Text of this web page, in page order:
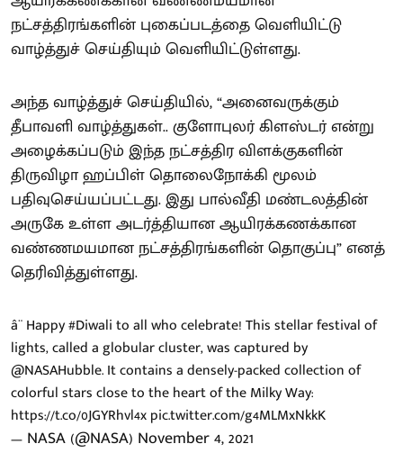
நட்சத்திரங்களின் புகைப்படத்தை வெளியிட்டு
வாழ்த்துச் செய்தியும் வெளியிட்டுள்ளது.
அந்த வாழ்த்துச் செய்தியில், “அனைவருக்கும்
தீபாவளி வாழ்த்துகள்.. குளோபுலர் கிளஸ்டர் என்று
அழைக்கப்படும் இந்த நட்சத்திர விளக்குகளின்
திருவிழா ஹப்பிள் தொலைநோக்கி மூலம்
பதிவுசெய்யப்பட்டது. இது பால்வீதி மண்டலத்தின்
அருகே உள்ள அடர்த்தியான ஆயிரக்கணக்கான
வண்ணமயமான நட்சத்திரங்களின் தொகுப்பு” எனத்
தெரிவித்துள்ளது.
â¨ Happy#Diwalito all who celebrate! This stellar festival of
lights, called a globular cluster, was captured by
@NASAHubble. It contains a densely-packed collection of
colorful stars close to the heart of the Milky Way:
https://t.co/0JGYRhvl4xpic.twitter.com/g4MLMxNkkK
— NASA (@NASA) November 4, 2021